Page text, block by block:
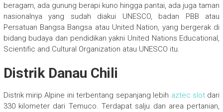
beragam, ada gunung berapi kuno hingga pantai, ada juga taman
nasionalnya yang sudah diakui UNESCO, badan PBB atau
Persatuan Bangsa Bangsa atau United Nation, yang bergerak di
bidang budaya dan pendidikan yakni United Nations Educational,
Scientific and Cultural Organization atau UNESCO itu.
Distrik Danau Chili
Distrik mirip Alpine ini terbentang sepanjang lebih aztec slotdari
330 kilometer dari Temuco. Terdapat salju dan area pertanian,